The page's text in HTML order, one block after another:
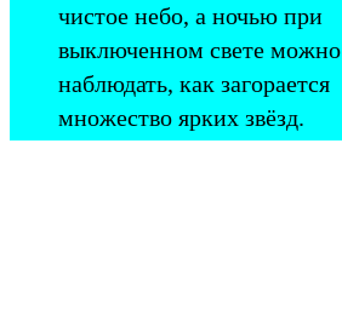
чистое небо, а ночью при
выключенном свете можно
наблюдать, как загорается
множество ярких звёзд.